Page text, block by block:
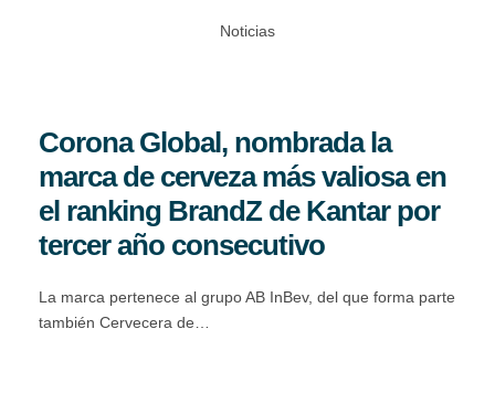
Noticias
Corona Global, nombrada la
marca de cerveza más valiosa en
el ranking BrandZ de Kantar por
tercer año consecutivo
La marca pertenece al grupo AB InBev, del que forma parte
también Cervecera de…